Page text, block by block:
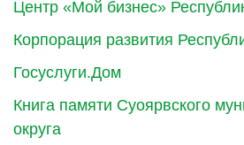
Центр «Мой бизнес»
Корпорация развития
Госуслуги.Дом
Книга памяти Суоярвского
округа